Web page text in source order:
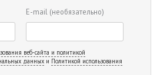
E-mail (необязательно)
веб-сайта и политикой
данных и Политикой использования